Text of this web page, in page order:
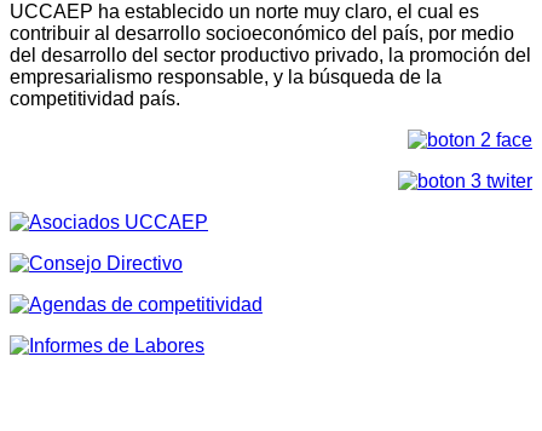
UCCAEP ha establecido un norte muy claro, el cual es
contribuir al desarrollo socioeconómico del país, por medio
del desarrollo del sector productivo privado, la promoción del
empresarialismo responsable, y la búsqueda de la
competitividad país.